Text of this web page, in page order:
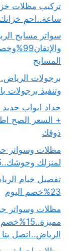
ساعة..احمِ خزانك
سواتر مسابح
المسابح
وتنفيذ برجولات
حداد ابواب حديد
+ السعر الصح
ذوقك
مظلات وسواتر
لمنزلك وحوشك..15%خصم فوري
تفصيل خيام
23%خصم اليوم
مظلات وسواتر
الرياض..اتصل بنا